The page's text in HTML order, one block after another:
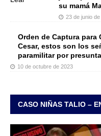
su mamá
23 de junio
Orden de Captura para
Cesar, estos son los
paramilitar por
10 de octubre de 2023
CASO NIÑAS TALIO –